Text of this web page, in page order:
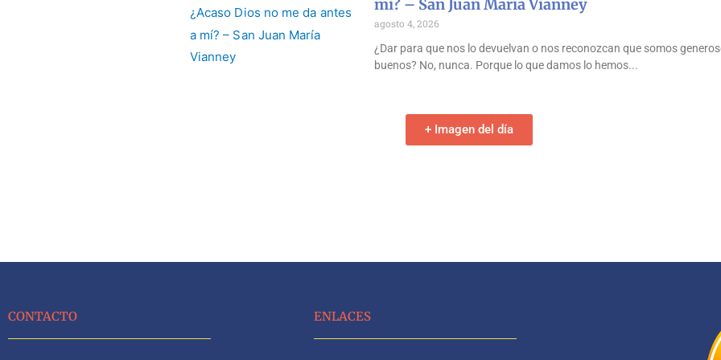
mí? – San Juan María Vianney
agosto 4, 2026
¿Dar para que nos lo devuelvan o nos reconozcan que somos
buenos? No, nunca. Porque lo que damos lo hemos
+ Imagen del día
CONTACTO ENLACES